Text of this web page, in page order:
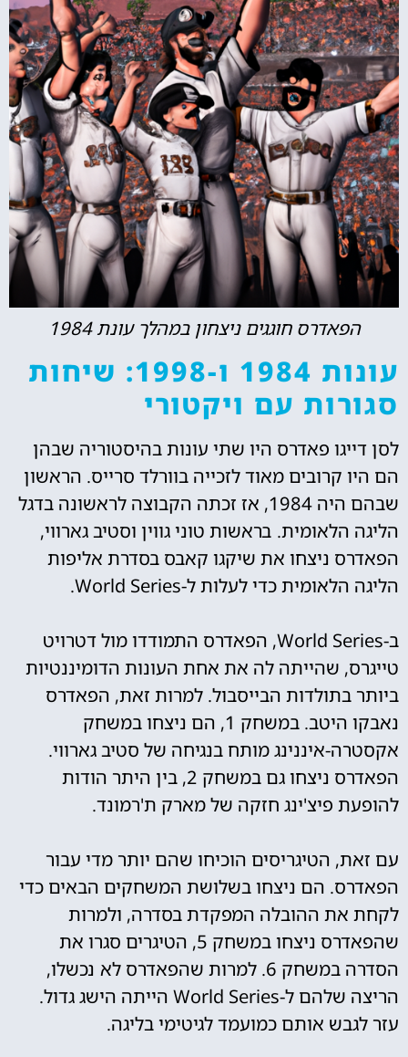
הפאדרס חוגגים ניצחון במהלך עונת 1984
עונות 1984 ו-1998: שיחות
סגורות עם ויקטורי
לסן דייגו פאדרס היו שתי עונות בהיסטוריה שבהן
הם היו קרובים מאוד לזכייה בוורלד סרייס. הראשון
שבהם היה 1984, אז זכתה הקבוצה לראשונה בדגל
הליגה הלאומית. בראשות טוני גווין וסטיב גארווי,
הפאדרס ניצחו את שיקגו קאבס בסדרת אליפות
הליגה הלאומית כדי לעלות ל-World Series.
ב-World Series, הפאדרס התמודדו מול דטרויט
טייגרס, שהייתה לה את אחת העונות הדומיננטיות
ביותר בתולדות הבייסבול. למרות זאת, הפאדרס
נאבקו היטב. במשחק 1, הם ניצחו במשחק
אקסטרה-איננינג מותח בנגיחה של סטיב גארווי.
הפאדרס ניצחו גם במשחק 2, בין היתר הודות
להופעת פיצ'ינג חזקה של מארק ת'רמונד.
עם זאת, הטיגריסים הוכיחו שהם יותר מדי עבור
הפאדרס. הם ניצחו בשלושת המשחקים הבאים כדי
לקחת את ההובלה המפקדת בסדרה, ולמרות
שהפאדרס ניצחו במשחק 5, הטיגרים סגרו את
הסדרה במשחק 6. למרות שהפאדרס לא נכשלו,
הריצה שלהם ל-World Series הייתה הישג גדול.
עזר לגבש אותם כמועמד לגיטימי בליגה.